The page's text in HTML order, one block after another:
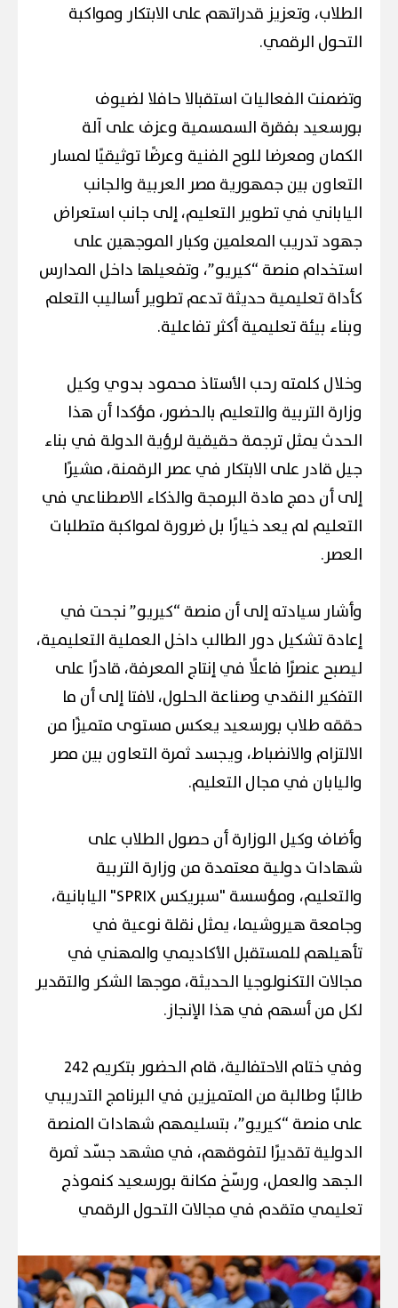
الطلاب، وتعزيز قدراتهم على الابتكار ومواكبة
التحول الرقمي.
وتضمنت الفعاليات استقبالا حافلا لضيوف
بورسعيد بفقرة السمسمية وعزف على آلة
الكمان ومعرضا للوح الفنية وعرضًا توثيقيًا لمسار
التعاون بين جمهورية مصر العربية والجانب
الياباني في تطوير التعليم، إلى جانب استعراض
جهود تدريب المعلمين وكبار الموجهين على
استخدام منصة “كيريو”، وتفعيلها داخل المدارس
كأداة تعليمية حديثة تدعم تطوير أساليب التعلم
وبناء بيئة تعليمية أكثر تفاعلية.
وخلال كلمته رحب الأستاذ محمود بدوي وكيل
وزارة التربية والتعليم بالحضور، مؤكدا أن هذا
الحدث يمثل ترجمة حقيقية لرؤية الدولة في بناء
جيل قادر على الابتكار في عصر الرقمنة، مشيرًا
إلى أن دمج مادة البرمجة والذكاء الاصطناعي في
التعليم لم يعد خيارًا بل ضرورة لمواكبة متطلبات
العصر.
وأشار سيادته إلى أن منصة “كيريو” نجحت في
إعادة تشكيل دور الطالب داخل العملية التعليمية،
ليصبح عنصرًا فاعلًا في إنتاج المعرفة، قادرًا على
التفكير النقدي وصناعة الحلول، لافتا إلى أن ما
حققه طلاب بورسعيد يعكس مستوى متميزًا من
الالتزام والانضباط، ويجسد ثمرة التعاون بين مصر
واليابان في مجال التعليم.
وأضاف وكيل الوزارة أن حصول الطلاب على
شهادات دولية معتمدة من وزارة التربية
والتعليم، ومؤسسة "سبريكس SPRIX" اليابانية،
وجامعة هيروشيما، يمثل نقلة نوعية في
تأهيلهم للمستقبل الأكاديمي والمهني في
مجالات التكنولوجيا الحديثة، موجها الشكر والتقدير
لكل من أسهم في هذا الإنجاز.
وفي ختام الاحتفالية، قام الحضور بتكريم 242
طالبًا وطالبة من المتميزين في البرنامج التدريبي
على منصة “كيريو”، بتسليمهم شهادات المنصة
الدولية تقديرًا لتفوقهم، في مشهد جسّد ثمرة
الجهد والعمل، ورسّخ مكانة بورسعيد كنموذج
تعليمي متقدم في مجالات التحول الرقمي